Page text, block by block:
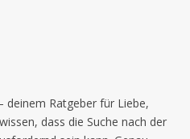
Ratgeber für Liebe,
dass die Suche nach der